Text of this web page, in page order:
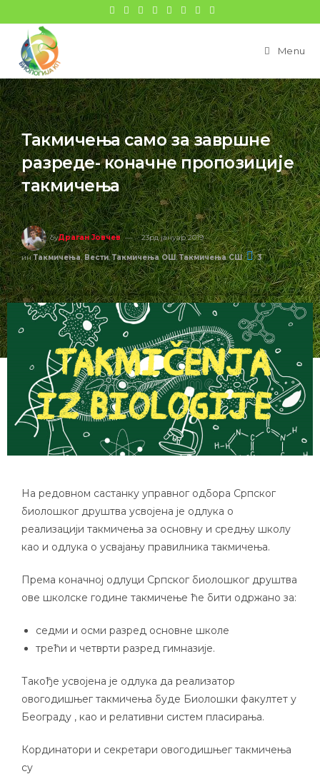
Menu
Такмичења само за завршне
разреде- коначне пропозиције
такмичења
бyДраган Јовчев 23рд јануар 2019
ин Такмичења,Вести,Такмичења ОШ,Такмичења СШ 3
На редовном састанку управног одбора Српског
биолошког друштва усвојена је одлука о
реализацији такмичења за основну и средњу школу
као и одлука о усвајању правилника такмичења.
Према коначној одлуци Српског биолошког друштва
ове школске године такмичење ће бити одржано за:
седми и осми разред основне школе
трећи и четврти разред гимназије.
Такође усвојена је одлука да реализатор
овогодишњег такмичења буде Биолошки факултет у
Београду , као и релативни систем пласирања.
Кординатори и секретари овогодишњег такмичења
су